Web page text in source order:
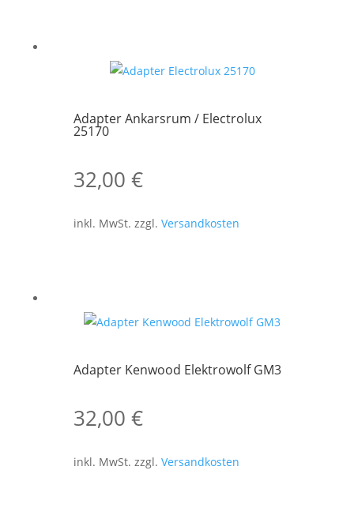
Adapter Ankarsrum / Electrolux
25170
32,00€
inkl. MwSt. zzgl.Versandkosten
Adapter Kenwood Elektrowolf GM3
32,00€
inkl. MwSt. zzgl.Versandkosten